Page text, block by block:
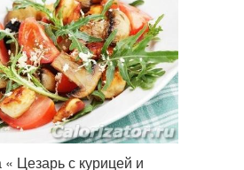
Цезарь с курицей и